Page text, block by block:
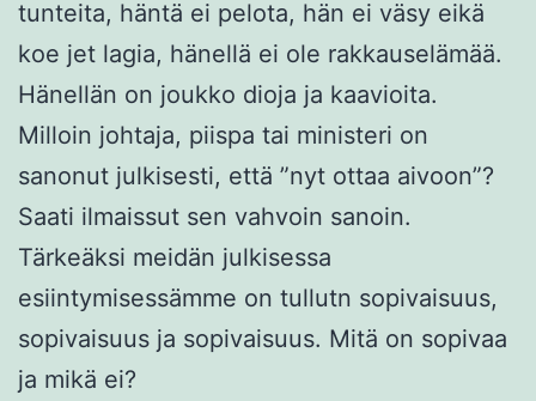
tunteita, häntä ei pelota, hän ei väsy eikä
koe jet lagia, hänellä ei ole rakkauselämää.
Hänellän on joukko dioja ja kaavioita.
Milloin johtaja, piispa tai ministeri on
sanonut julkisesti, että ”nyt ottaa aivoon”?
Saati ilmaissut sen vahvoin sanoin.
Tärkeäksi meidän julkisessa
esiintymisessämme on tullutn sopivaisuus,
sopivaisuus ja sopivaisuus. Mitä on sopivaa
ja mikä ei?